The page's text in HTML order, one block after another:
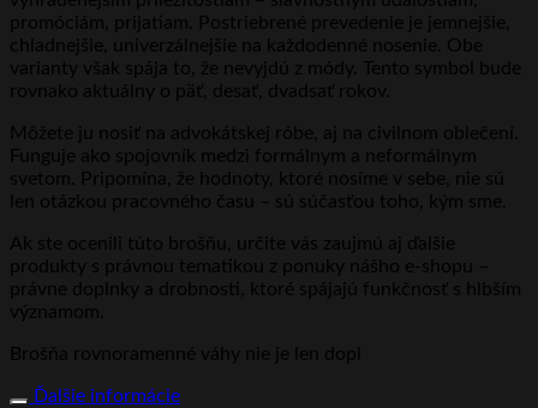
promóciám, prijatiam. Postriebrené prevedenie je jemnejšie,
chladnejšie, univerzálnejšie na každodenné nosenie. Obe
varianty však spája to, že nevyjdú z módy. Tento symbol bude
rovnako aktuálny o päť, desať, dvadsať rokov.
Môžete ju nosiť na advokátskej róbe, aj na civilnom oblečení.
Funguje ako spojovník medzi formálnym a neformálnym
svetom. Pripomína, že hodnoty, ktoré nosíme v sebe, nie sú
len otázkou pracovného času – sú súčasťou toho, kým sme.
Ak ste ocenili túto brošňu, určite vás zaujmú aj ďalšie
produkty s právnou tematikou z ponuky nášho e-shopu –
právne doplnky a drobnosti, ktoré spájajú funkčnosť s hlbším
významom.
Brošňa rovnoramenné váhy nie je len dopl
Ďalšie informácie